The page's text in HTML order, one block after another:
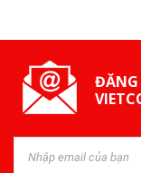
ĐĂNG